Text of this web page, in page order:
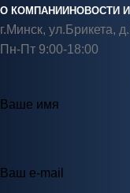
О КОМПАНИИ НОВОСТИ
г.Минск, ул.Брикета,
Пн-Пт 9:00-18:00
Ваше имя
Ваш e-mail